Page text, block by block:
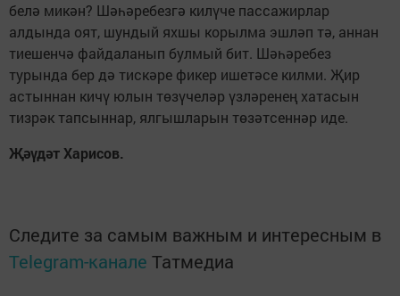
белә микән? Шәһәребезгә килүче пассажирлар
алдында оят, шундый яхшы корылма эшләп тә, аннан
тиешенчә файдаланып булмый бит. Шәһәребез
турында бер дә тискәре фикер ишетәсе килми. Җир
астыннан кичү юлын төзүчеләр үзләренең хатасын
тизрәк тапсыннар, ялгышларын төзәтсеннәр иде.
Җәүдәт Харисов.
Следите за самым важным и интересным в
Telegram-канале Татмедиа